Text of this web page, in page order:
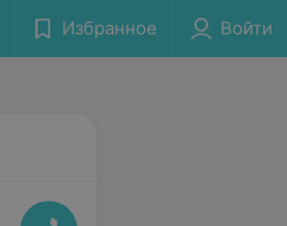
Избранное Войти